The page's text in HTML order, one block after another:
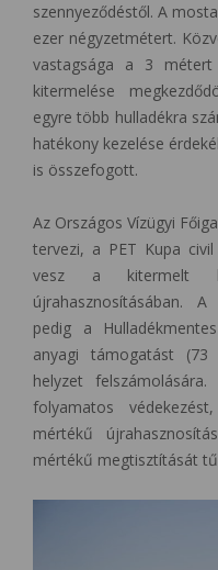
szennyeződéstől. A
ezer négyzetmétert.
vastagsága a 3
kitermelése
egyre több hulladékra
hatékony kezelése
is összefogott.
Az Országos Vízügyi
tervezi, a PET Kupa
vesz a kitermelt
újrahasznosításában.
pedig a
anyagi támogatást
helyzet
folyamatos
mértékű
mértékű megtisztítását